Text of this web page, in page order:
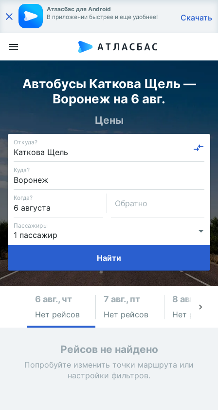
Атласбас для Android
В приложении быстрее и еще удобнее!
Скачать
Автобусы Каткова Щель —
Воронеж на 6 авг.
Цены
Откуда?
Куда?
Когда?
Обратно
Пассажиры
Найти
6 авг., чт
Нет рейсов
7 авг., пт
Нет рейсов
8 авг., сб
Нет рейсов
Рейсов не найдено
Попробуйте изменить точки маршрута или
настройки фильтров.